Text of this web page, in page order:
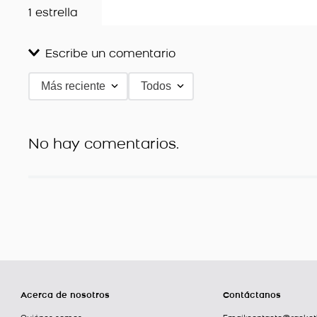
1 estrella
Escribe un comentario
Agregar comentario
Más reciente Todos
No hay comentarios.
Acerca de nosotros Contáctanos